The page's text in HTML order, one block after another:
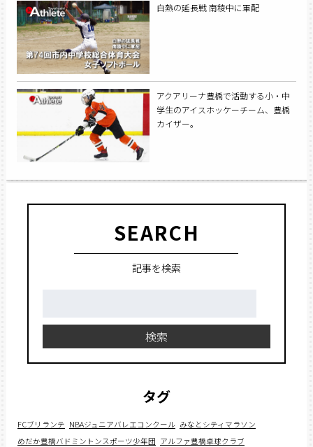
白熱の延長戦 南稜中に軍配
アクアリーナ豊橋で活動する小・中
学生のアイスホッケーチーム、豊橋
カイザー。
SEARCH
記事を検索
検索
タグ
FCブリランテ NBAジュニアバレエコンクール みなとシティマラソン
めだか豊橋バドミントンスポーツ少年団 アルファ豊橋卓球クラブ